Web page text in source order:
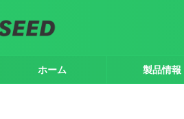
ホーム 製品情報